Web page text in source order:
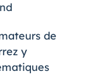
de
y